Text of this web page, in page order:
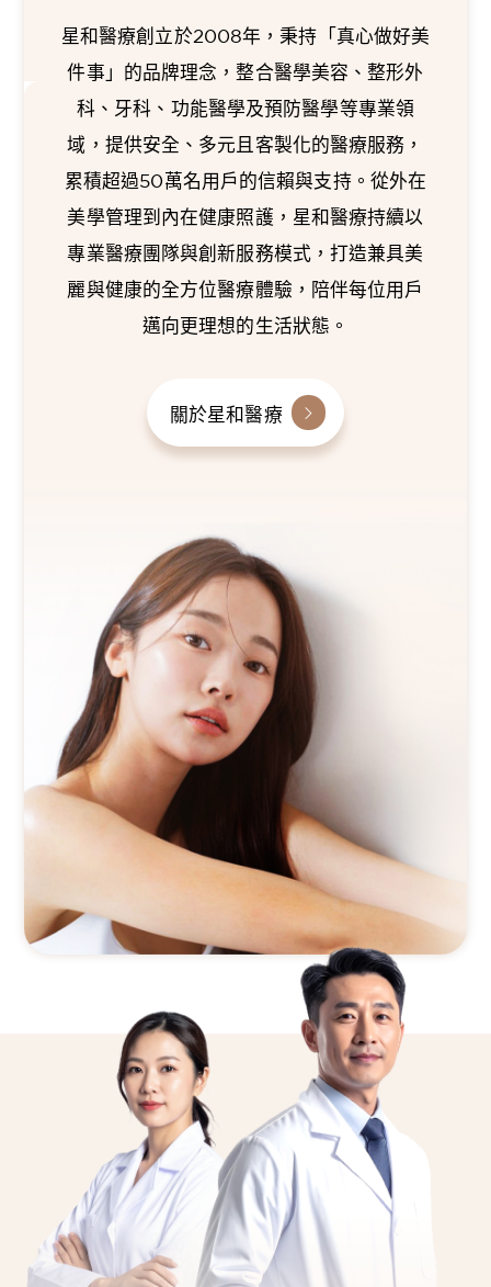
星和醫療創立於2008年，秉持「真心做好美
件事」的品牌理念，整合醫學美容、整形外
科、牙科、功能醫學及預防醫學等專業領
域，提供安全、多元且客製化的醫療服務，
累積超過50萬名用戶的信賴與支持。從外在
美學管理到內在健康照護，星和醫療持續以
專業醫療團隊與創新服務模式，打造兼具美
麗與健康的全方位醫療體驗，陪伴每位用戶
邁向更理想的生活狀態。
關於星和醫療